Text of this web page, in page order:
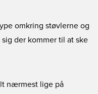
omkring støvlerne og
der kommer til at ske
nærmest lige på